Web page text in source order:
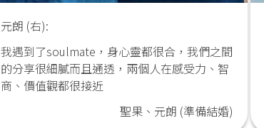
元朗 (右):
我遇到了soulmate，身心靈都很合，我們之間
的分享很細膩而且通透，兩個人在感受力、智
商、價值觀都很接近
聖果、元朗 (準備結婚)